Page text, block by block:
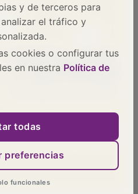
y de terceros para
el tráfico y
cookies o configurar tus
en nuestra Política de
todas
preferencias
funcionales